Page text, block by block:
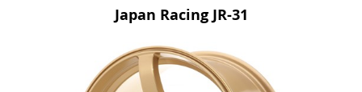
Japan Racing JR-31